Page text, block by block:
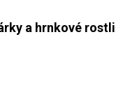
a hrnkové